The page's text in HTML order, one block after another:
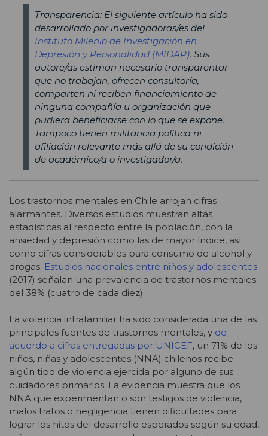
Transparencia: El siguiente artículo ha sido
desarrollado por investigadoras/es del
Instituto Milenio de Investigación en
Depresión y Personalidad (MIDAP). Sus
autore/as estiman necesario transparentar
que no trabajan, ofrecen consultoría,
comparten ni reciben financiamiento de
ninguna compañía u organización que
pudiera beneficiarse con lo que se expone.
Tampoco tienen militancia política ni
afiliación relevante más allá de su condición
de académico/a o investigador/a.
Los trastornos mentales en Chile arrojan cifras
alarmantes. Diversos estudios muestran altas
estadísticas al respecto entre la población, con la
ansiedad y depresión como las de mayor índice, así
como cifras considerables para consumo de alcohol y
drogas. Estudios nacionales entre niños y adolescentes
(2017) señalan una prevalencia de trastornos mentales
del 38% (cuatro de cada diez).
La violencia intrafamiliar ha sido considerada una de las
principales fuentes de trastornos mentales, y de
acuerdo a cifras entregadas por UNICEF, un 71% de los
niños, niñas y adolescentes (NNA) chilenos recibe
algún tipo de violencia ejercida por alguno de sus
cuidadores primarios. La evidencia muestra que los
NNA que experimentan o son testigos de violencia,
malos tratos o negligencia tienen dificultades para
lograr los hitos del desarrollo esperados según su edad,